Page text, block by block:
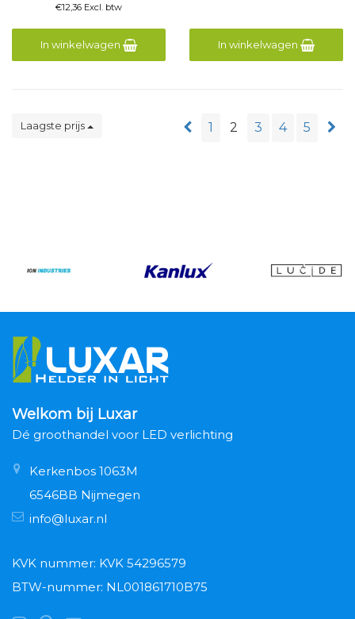
€12,36 Excl. btw
In winkelwagen In winkelwagen
Laagste prijs 1 2 3 4 5
Welkom bij Luxar
Dé groothandel voor LED verlichting
Kerkenbos 1063M
6546BB Nijmegen
info@luxar.nl
KVK nummer: KVK 54296579
BTW-nummer: NL001861710B75